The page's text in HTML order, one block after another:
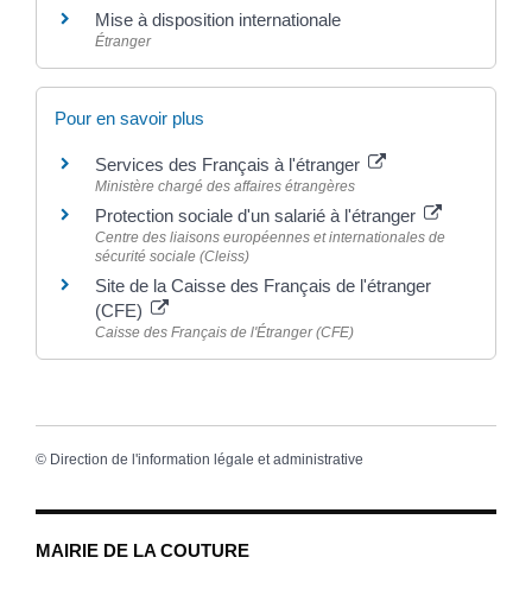
MAIRIE DE LA COUTURE
Mise à disposition internationale
Étranger
Pour en savoir plus
Services des Français à l'étranger
Ministère chargé des affaires étrangères
Protection sociale d'un salarié à l'étranger
Centre des liaisons européennes et internationales de
sécurité sociale (Cleiss)
Site de la Caisse des Français de l'étranger
(CFE)
Caisse des Français de l'Étranger (CFE)
© Direction de l'information légale et administrative